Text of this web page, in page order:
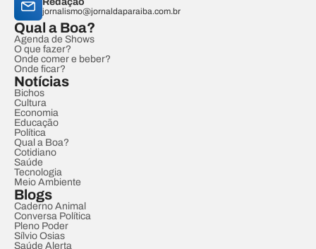
jornalismo@jornaldaparaiba.com.br
Qual a Boa?
Agenda de Shows
O que fazer?
Onde comer e beber?
Onde ficar?
Notícias
Bichos
Cultura
Economia
Educação
Política
Qual a Boa?
Cotidiano
Saúde
Tecnologia
Meio Ambiente
Blogs
Caderno Animal
Conversa Política
Pleno Poder
Sílvio Osias
Saúde Alerta